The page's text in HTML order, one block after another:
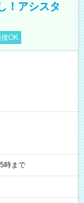
！アシスタ
OK
時まで